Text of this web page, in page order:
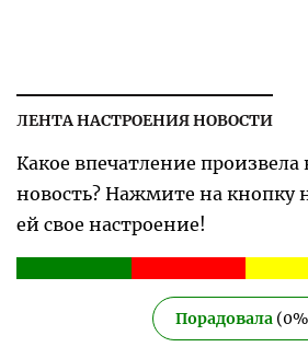
ЛЕНТА НАСТРОЕНИЯ НОВОСТИ
Какое впечатление произвела
новость? Нажмите на кнопку
ей свое настроение!
Порадовала (0